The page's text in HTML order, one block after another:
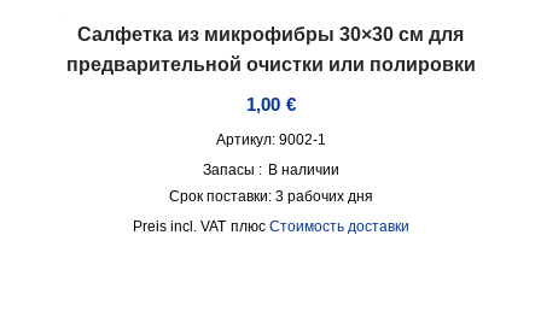
Салфетка из микрофибры 30×30 см для
предварительной очистки или полировки
1,00 €
Артикул: 9002-1
Запасы : В наличии
Срок поставки: 3 рабочих дня
incl. VAT плюс Стоимость доставки